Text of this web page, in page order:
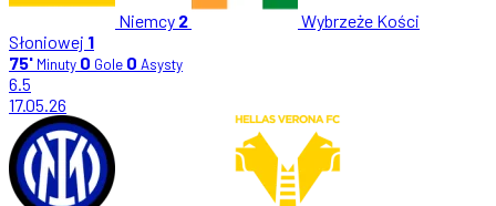
Niemcy 2
Wybrzeże Kości
Słoniowej 1
75' Minuty 0 Gole 0 Asysty
6.5
17.05.26